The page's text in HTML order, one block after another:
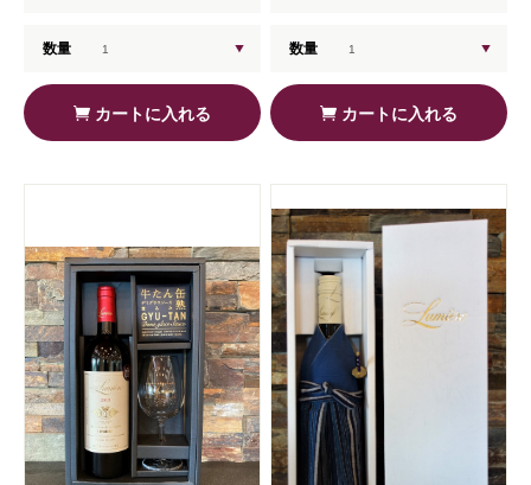
数量
カートに入れる
数量
カートに入れる